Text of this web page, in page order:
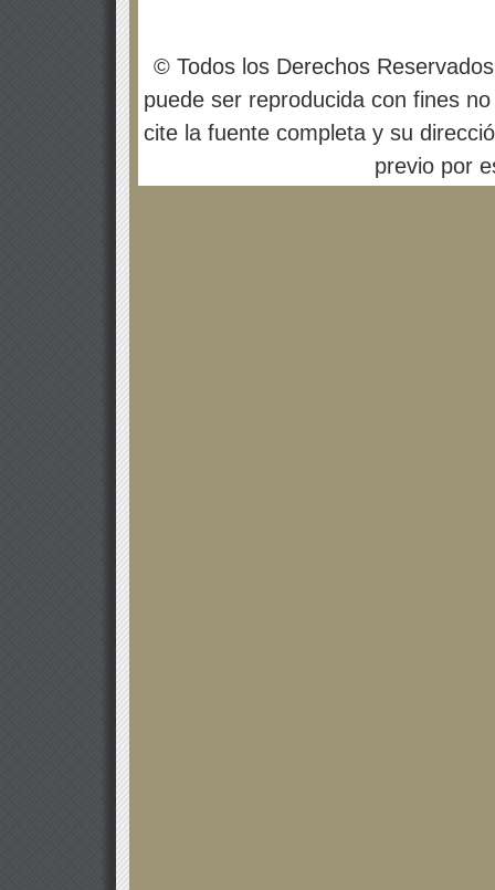
© Todos los Derechos
puede ser reproducida con fines
cite la fuente completa y su
previo por